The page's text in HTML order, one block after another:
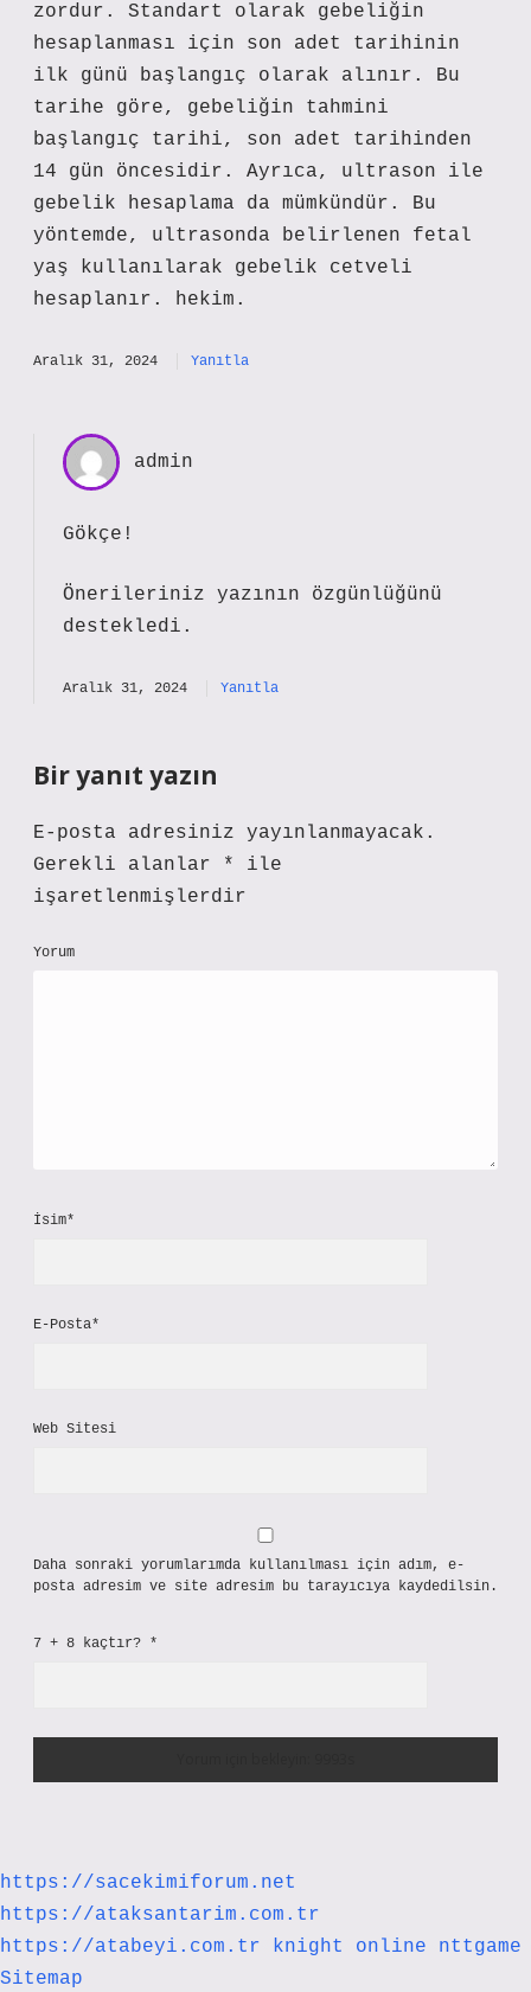
zordur. Standart olarak gebeliğin
hesaplanması için son adet tarihinin
ilk günü başlangıç olarak alınır. Bu
tarihe göre, gebeliğin tahmini
başlangıç tarihi, son adet tarihinden
14 gün öncesidir. Ayrıca, ultrason ile
gebelik hesaplama da mümkündür. Bu
yöntemde, ultrasonda belirlenen fetal
yaş kullanılarak gebelik cetveli
hesaplanır. hekim.
Aralık 31, 2024 Yanıtla
admin
Gökçe!
Önerileriniz yazının özgünlüğünü
destekledi.
Aralık 31, 2024 Yanıtla
Bir yanıt yazın
E-posta adresiniz yayınlanmayacak.
Gerekli alanlar
*
ile
işaretlenmişlerdir
Yorum
İsim*
E-Posta*
Web Sitesi
Daha sonraki yorumlarımda kullanılması için adım, e-
posta adresim ve site adresim bu tarayıcıya kaydedilsin.
7 + 8 kaçtır? *
https://sacekimiforum.net
https://ataksantarim.com.tr
https://atabeyi.com.tr
knight online
nttgame
Sitemap